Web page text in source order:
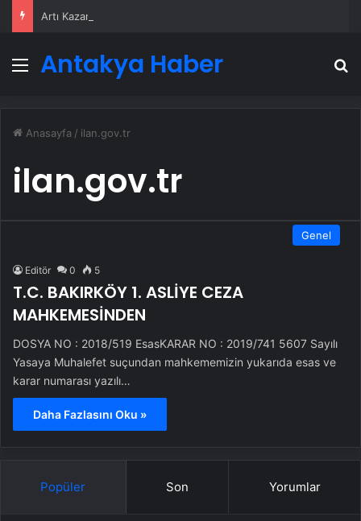
Menü
Antakya Haber
Anasayfa / ilan.gov.tr
ilan.gov.tr
Genel
Editör 0 5
T.C. BAKIRKÖY 1. ASLİYE CEZA
MAHKEMESİNDEN
DOSYA NO : 2018/519 EsasKARAR NO : 2019/741 5607 Sayılı
Yasaya Muhalefet suçundan mahkememizin yukarıda esas ve
karar numarası yazılı…
Daha Fazlasını Oku »
Popüler Son Yorumlar